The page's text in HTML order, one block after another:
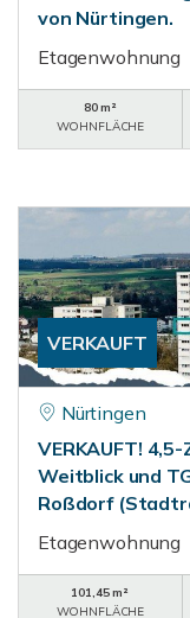
von Nürtingen.
Etagenwohnung
80 m²
WOHNFLÄCHE
VERKAUFT
Nürtingen
VERKAUFT!
Weitblick und
Roßdorf
Etagenwohnung
101,45 m²
WOHNFLÄCHE